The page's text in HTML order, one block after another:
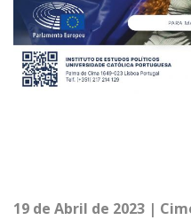
19 de Abril de 2023 |